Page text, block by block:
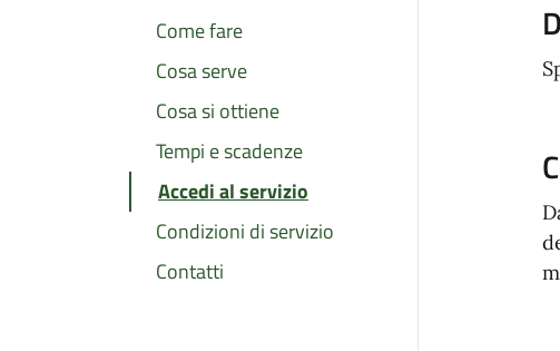
Come fare
Cosa serve
Cosa si ottiene
Tempi e scadenze
Accedi al servizio
Condizioni di servizio
Contatti